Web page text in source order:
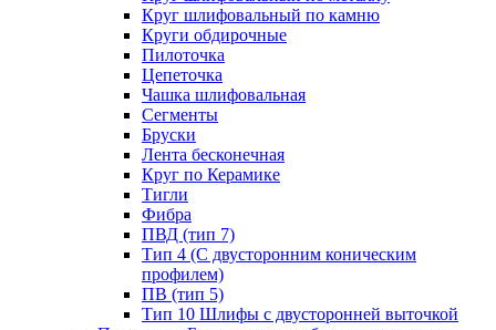
Круг шлифовальный по камню
Круги обдирочные
Пилоточка
Цепеточка
Чашка шлифовальная
Сегменты
Бруски
Лента бесконечная
Круг по Керамике
Тигли
Фибра
ПВД (тип 7)
Тип 4 (С двусторонним коническим
профилем)
ПВ (тип 5)
Тип 10 Шлифы с двусторонней выточкой